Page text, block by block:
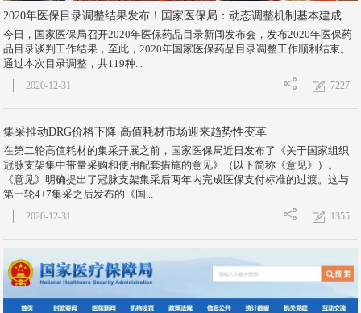
2020年医保目录调整结果发布！国家医保局：动态调整机制基本建成
今日，国家医保局召开2020年医保药品目录新闻发布会，发布2020年医保药
品目录谈判工作结果，至此，2020年国家医保药品目录调整工作顺利结束。
通过本次目录调整，共119种...
7227
2020-12-31
集采推动DRG价格下降 高值耗材市场迎来趋势性变革
在第二轮高值耗材的集采开展之前，国家医保局近日发布了《关于国家组织
冠脉支架集中带量采购和使用配套措施的意见》（以下简称《意见》）。
《意见》明确提出了冠脉支架集采后两年内完成医保支付标准的过渡。这与
第一轮4+7集采之后发布的《国...
1355
2020-12-31